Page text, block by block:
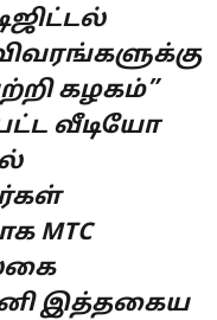
கழகம்”
வீடியோ
MTC
இத்தகைய